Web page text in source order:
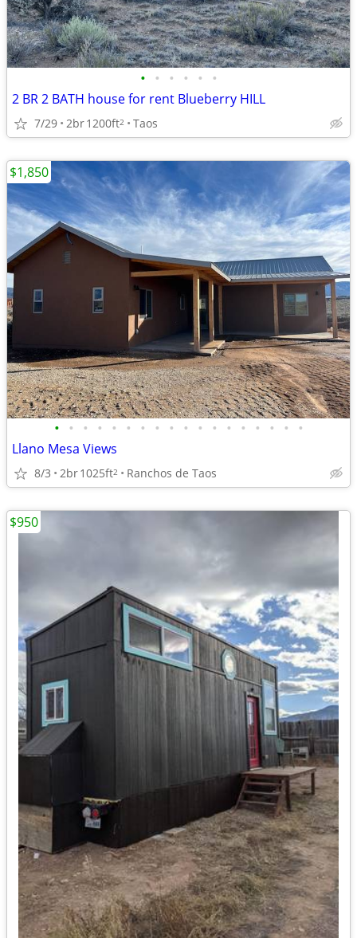
• • • • • •
2 BR 2 BATH house for rent Blueberry HILL
7/29 2br1200ft2 Taos
• • • • • • • • • • • • • • • • • •
Llano Mesa Views
8/3 2br1025ft2 Ranchos de Taos
$1,850
$950